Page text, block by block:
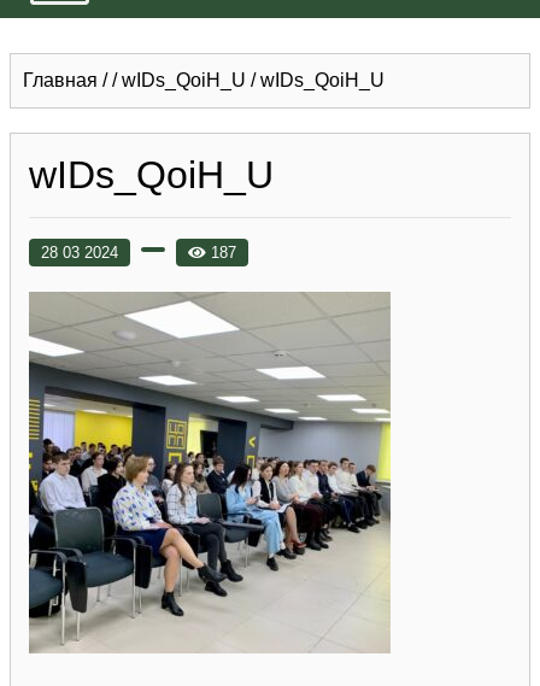
Главная //wIDs_QoiH_U /wIDs_QoiH_U
wIDs_QoiH_U
28 03 2024 187